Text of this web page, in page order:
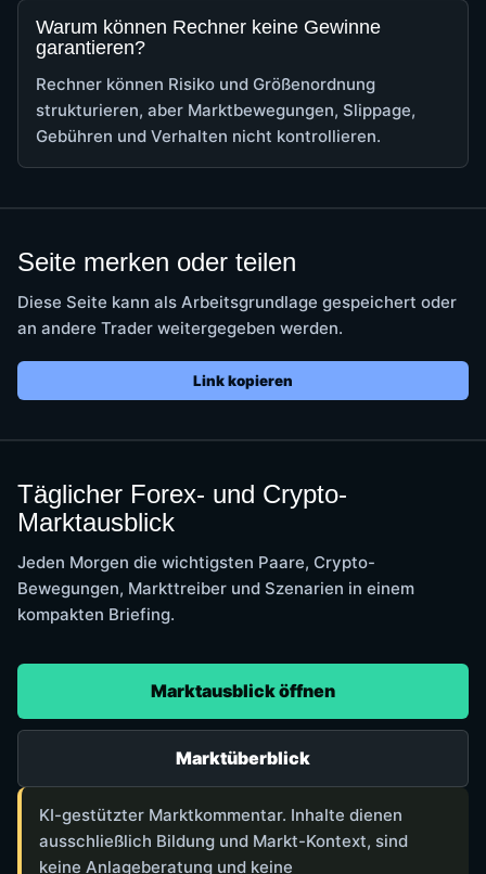
Warum können Rechner keine Gewinne
garantieren?
Rechner können Risiko und Größenordnung
strukturieren, aber Marktbewegungen, Slippage,
Gebühren und Verhalten nicht kontrollieren.
Seite merken oder teilen
Diese Seite kann als Arbeitsgrundlage gespeichert oder
an andere Trader weitergegeben werden.
Link kopieren
Täglicher Forex- und Crypto-
Marktausblick
Jeden Morgen die wichtigsten Paare, Crypto-
Bewegungen, Markttreiber und Szenarien in einem
kompakten Briefing.
Marktausblick öffnen
Marktüberblick
KI-gestützter Marktkommentar. Inhalte dienen
ausschließlich Bildung und Markt-Kontext, sind
keine Anlageberatung und keine